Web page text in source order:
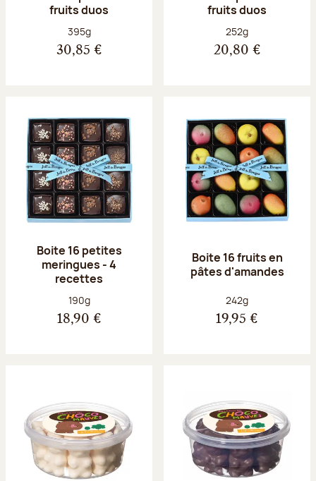
fruits duos
Poids net :
395g
30,85 €
fruits duos
Poids net :
252g
20,80 €
Boite 16 petites
meringues - 4
recettes
Poids net :
190g
18,90 €
Boite 16 fruits en
pâtes d'amandes
Poids net :
242g
19,95 €